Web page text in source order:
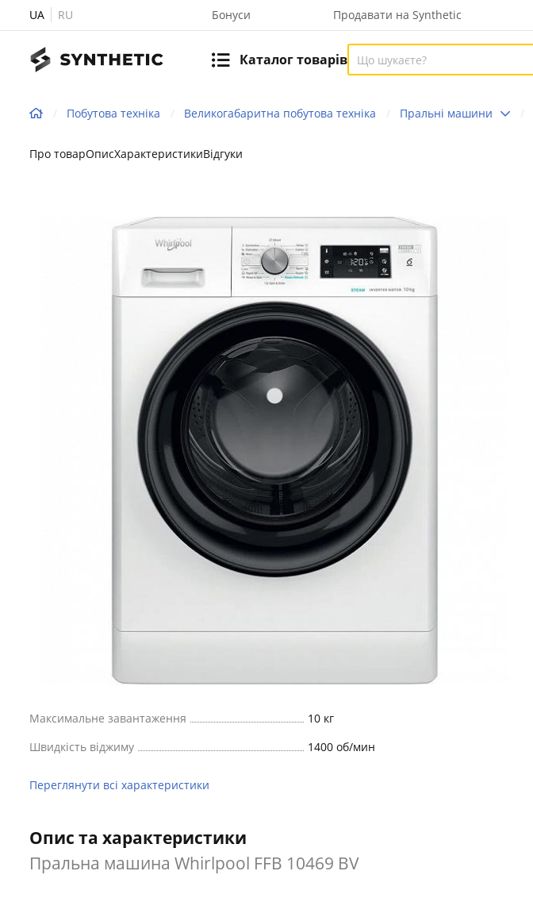
UA RU Бонуси Продавати на Synthetic
Каталог товарів
Побутова техніка Великогабаритна побутова техніка Пральні машини
Про товарОписХарактеристикиВідгуки
Максимальне завантаження
10 кг
Швидкість віджиму
1400 об/мин
Переглянути всі характеристики
Опис та характеристики
Пральна машина Whirlpool FFB 10469 BV